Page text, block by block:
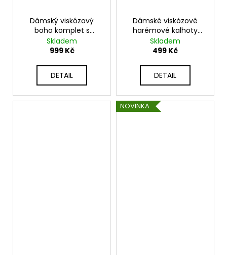
Dámský viskózový
boho komplet s
volány: halenka a
široké kalhoty K0651
Skladem
999 Kč
DETAIL
Dámské viskózové
harémové kalhoty
K3480
Skladem
499 Kč
DETAIL
NOVINKA